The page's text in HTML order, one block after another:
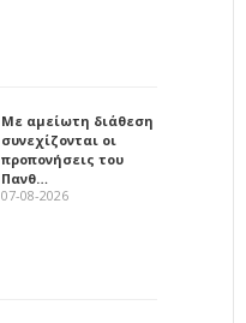
Με αμείωτη διάθεση
συνεχίζονται οι
προπονήσεις του
Πανθ…
07-08-2026